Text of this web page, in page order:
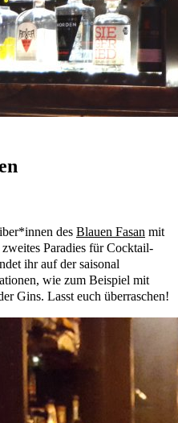
des Blauen Fasan mit
zweites Paradies für Cocktail-
ihr auf der saisonal
wie zum Beispiel mit
Gins. Lasst euch überraschen!